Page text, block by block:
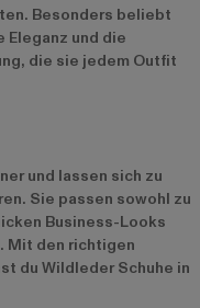
Besonders beliebt
und die
die sie jedem Outfit
und lassen sich zu
Sie passen sowohl zu
Business-Looks
den richtigen
du Wildleder Schuhe in